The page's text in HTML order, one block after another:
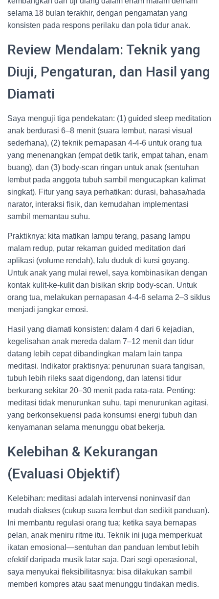
selama 18 bulan terakhir, dengan pengamatan yang
konsisten pada respons perilaku dan pola tidur anak.
Review Mendalam: Teknik yang
Diuji, Pengaturan, dan Hasil yang
Diamati
Saya menguji tiga pendekatan: (1) guided sleep meditation
anak berdurasi 6–8 menit (suara lembut, narasi visual
sederhana), (2) teknik pernapasan 4-4-6 untuk orang tua
yang menenangkan (empat detik tarik, empat tahan, enam
buang), dan (3) body-scan ringan untuk anak (sentuhan
lembut pada anggota tubuh sambil mengucapkan kalimat
singkat). Fitur yang saya perhatikan: durasi, bahasa/nada
narator, interaksi fisik, dan kemudahan implementasi
sambil memantau suhu.
Praktiknya: kita matikan lampu terang, pasang lampu
malam redup, putar rekaman guided meditation dari
aplikasi (volume rendah), lalu duduk di kursi goyang.
Untuk anak yang mulai rewel, saya kombinasikan dengan
kontak kulit-ke-kulit dan bisikan skrip body-scan. Untuk
orang tua, melakukan pernapasan 4-4-6 selama 2–3 siklus
menjadi jangkar emosi.
Hasil yang diamati konsisten: dalam 4 dari 6 kejadian,
kegelisahan anak mereda dalam 7–12 menit dan tidur
datang lebih cepat dibandingkan malam lain tanpa
meditasi. Indikator praktisnya: penurunan suara tangisan,
tubuh lebih rileks saat digendong, dan latensi tidur
berkurang sekitar 20–30 menit pada rata-rata. Penting:
meditasi tidak menurunkan suhu, tapi menurunkan agitasi,
yang berkonsekuensi pada konsumsi energi tubuh dan
kenyamanan selama menunggu obat bekerja.
Kelebihan & Kekurangan
(Evaluasi Objektif)
Kelebihan: meditasi adalah intervensi noninvasif dan
mudah diakses (cukup suara lembut dan sedikit panduan).
Ini membantu regulasi orang tua; ketika saya bernapas
pelan, anak meniru ritme itu. Teknik ini juga memperkuat
ikatan emosional—sentuhan dan panduan lembut lebih
efektif daripada musik latar saja. Dari segi operasional,
saya menyukai fleksibilitasnya: bisa dilakukan sambil
memberi kompres atau saat menunggu tindakan medis.